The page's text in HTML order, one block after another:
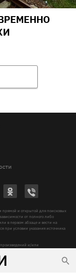
прямой и открытой для поисковых
от полного либо
в первом абзаце и вести на
при условии указания источника
произведений и/или
02091, місто Київ,